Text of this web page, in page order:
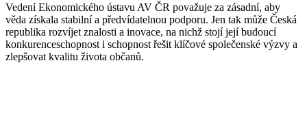
Vedení Ekonomického ústavu AV ČR považuje za zásadní, aby
věda získala stabilní a předvídatelnou podporu. Jen tak může Česká
republika rozvíjet znalosti a inovace, na nichž stojí její budoucí
konkurenceschopnost i schopnost řešit klíčové společenské výzvy a
zlepšovat kvalitu života občanů.